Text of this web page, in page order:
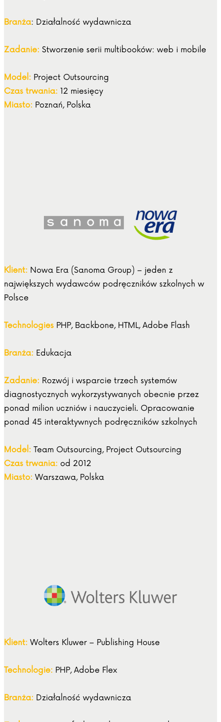
Branża: Działalność wydawnicza
Zadanie: Stworzenie serii multibooków: web i mobile
Model: Project Outsourcing
Czas trwania: 12 miesięcy
Miasto: Poznań, Polska
Klient: Nowa Era (Sanoma Group) – jeden z
największych wydawców podręczników szkolnych w
Polsce
Technologies PHP, Backbone, HTML, Adobe Flash
Branża: Edukacja
Zadanie: Rozwój i wsparcie trzech systemów
diagnostycznych wykorzystywanych obecnie przez
ponad milion uczniów i nauczycieli. Opracowanie
ponad 45 interaktywnych podręczników szkolnych
Model: Team Outsourcing, Project Outsourcing
Czas trwania: od 2012
Miasto: Warszawa, Polska
Klient: Wolters Kluwer – Publishing House
Technologie: PHP, Adobe Flex
Branża: Działalność wydawnicza